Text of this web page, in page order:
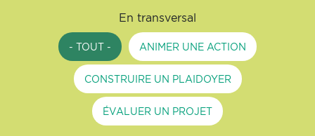
En transversal
- TOUT - ANIMER UNE ACTION
CONSTRUIRE UN PLAIDOYER
ÉVALUER UN PROJET